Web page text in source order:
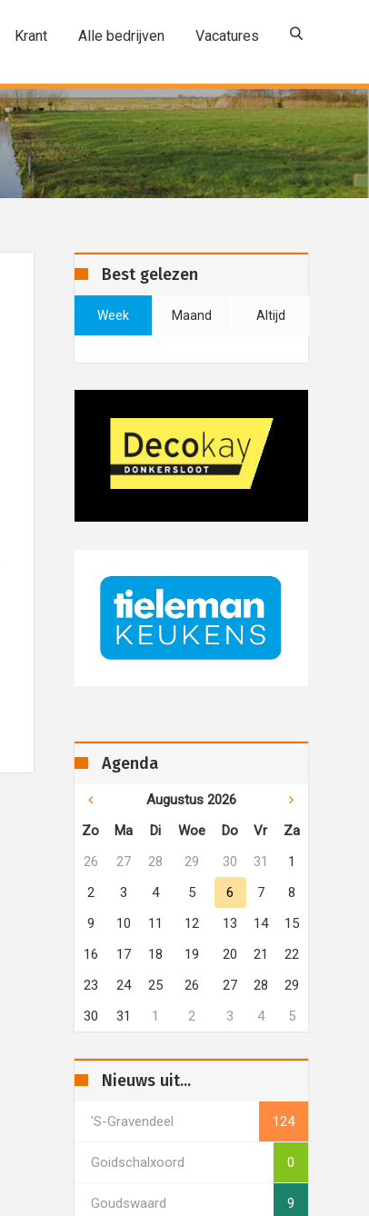
Krant Alle bedrijven Vacatures
Best gelezen
Week Maand Altijd
Agenda
Augustus 2026
Zo
Ma Di Woe Do Vr
Za
26
27 28 29 30 31
1
2
3 4 5 6 7
8
9
10 11 12 13 14
15
16
17 18 19 20 21
22
23
24 25 26 27 28
29
30
31 1 2 3 4 5
Nieuws uit...
's-Gravendeel 124
Goidschalxoord 0
Goudswaard 9